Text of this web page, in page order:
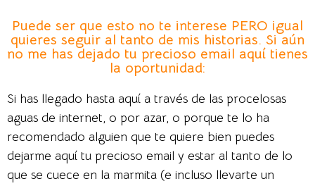
Puede ser que esto no te interese PERO igual
quieres seguir al tanto de mis historias. Si aún
no me has dejado tu precioso email aquí tienes
la oportunidad:
Si has llegado hasta aquí a través de las procelosas
aguas de internet, o por azar, o porque te lo ha
recomendado alguien que te quiere bien puedes
dejarme aquí tu precioso email y estar al tanto de lo
que se cuece en la marmita (e incluso llevarte un